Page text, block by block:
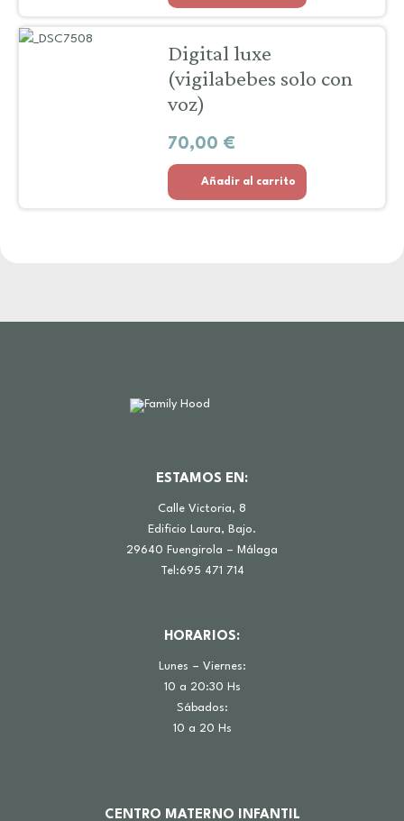
Digital luxe
(vigilabebes solo con
voz)
70,00 €
Añadir al carrito
ESTAMOS EN:
Calle Victoria, 8
Edificio Laura, Bajo.
29640 Fuengirola – Málaga
Tel:695 471 714
HORARIOS:
Lunes – Viernes:
10 a 20:30 Hs
Sábados:
10 a 20 Hs
CENTRO MATERNO INFANTIL